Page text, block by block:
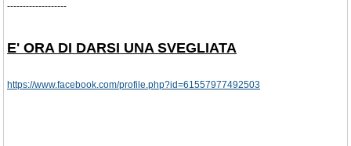
-------------------
E' ORA DI DARSI UNA SVEGLIATA
https://www.facebook.com/profile.php?id=61557977492503